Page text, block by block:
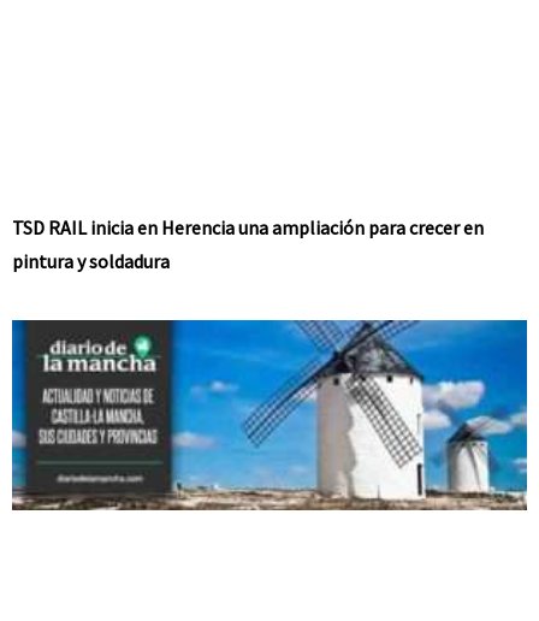
TSD RAIL inicia en Herencia una ampliación para crecer en
pintura y soldadura